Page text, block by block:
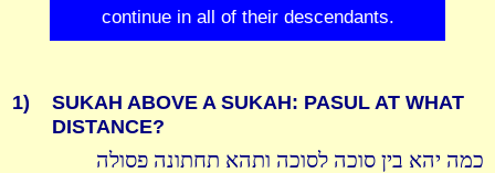
continue in all of their descendants.
1)
SUKAH ABOVE A SUKAH: PASUL AT WHAT
DISTANCE?
כמה יהא בין סוכה לסוכה ותהא תחתונה פסולה